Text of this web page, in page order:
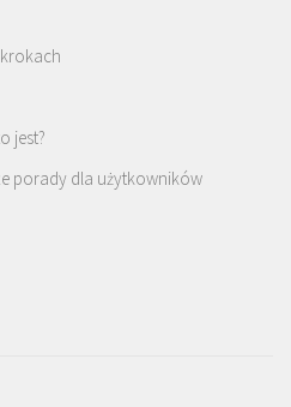
jest?
porady dla użytkowników